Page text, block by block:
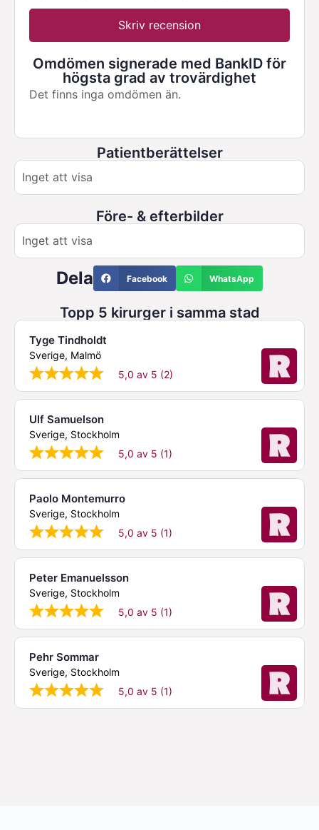
Skriv recension
Omdömen signerade med BankID för
högsta grad av trovärdighet
Det finns inga omdömen än.
Patientberättelser
Inget att visa
Före- & efterbilder
Inget att visa
Facebook WhatsApp
Dela
Topp 5 kirurger i samma stad
Tyge Tindholdt
Sverige, Malmö
5,0 av 5 (2)
Ulf Samuelson
Sverige, Stockholm
5,0 av 5 (1)
Paolo Montemurro
Sverige, Stockholm
5,0 av 5 (1)
Peter Emanuelsson
Sverige, Stockholm
5,0 av 5 (1)
Pehr Sommar
Sverige, Stockholm
5,0 av 5 (1)